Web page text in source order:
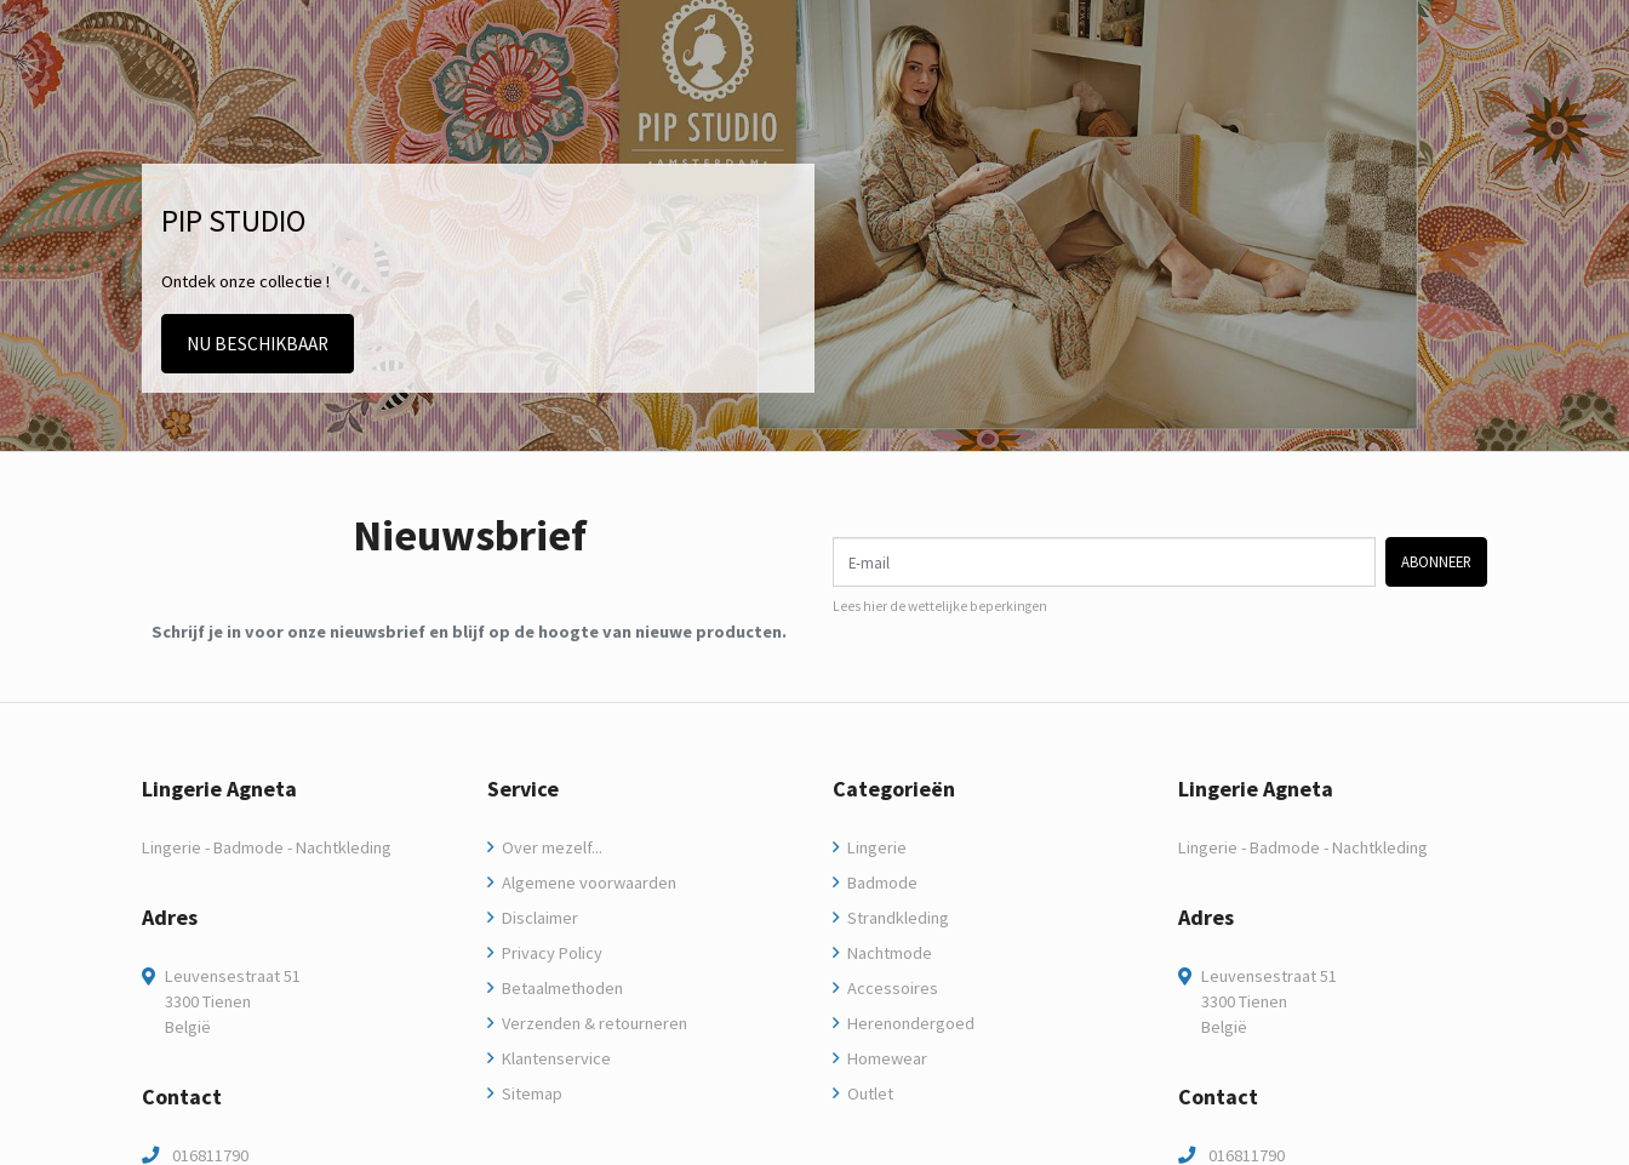
PIP STUDIO
Ontdek onze collectie !
NU BESCHIKBAAR
Nieuwsbrief
Schrijf je in voor onze nieuwsbrief en blijf op de hoogte van nieuwe producten.
E-mail
ABONNEER
Lees hier de wettelijke beperkingen
Lingerie Agneta
Lingerie - Badmode - Nachtkleding
Adres
Leuvensestraat 51
3300 Tienen
België
Contact
016811790
Service
Over mezelf...
Algemene voorwaarden
Disclaimer
Privacy Policy
Betaalmethoden
Verzenden & retourneren
Klantenservice
Sitemap
Categorieën
Lingerie
Badmode
Strandkleding
Nachtmode
Accessoires
Herenondergoed
Homewear
Outlet
Lingerie Agneta
Lingerie - Badmode - Nachtkleding
Adres
Leuvensestraat 51
3300 Tienen
België
Contact
016811790